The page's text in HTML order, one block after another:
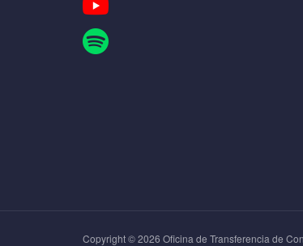
Copyright © 2026 Oficina de Transferencia de